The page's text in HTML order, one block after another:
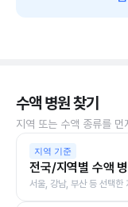
수액 병원 찾기
지역 또는 수액 종류를
지역 기준
전국/지역별 수액 병
서울, 강남, 부산 등 선택한